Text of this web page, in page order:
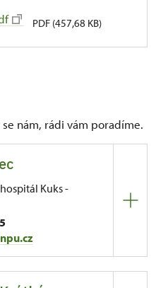
PDF (457,68 KB)
nám, rádi vám poradíme.
Kuks -